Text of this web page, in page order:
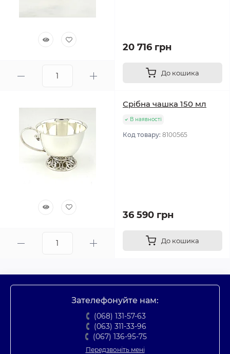
20 716 грн
До кошика
Срібна чашка 150 мл
В наявності
Код товару: 8100565
36 590 грн
До кошика
Зателефонуйте нам:
(068) 131-57-63
(063) 311-33-96
(067) 136-95-75
Передзвоніть мені